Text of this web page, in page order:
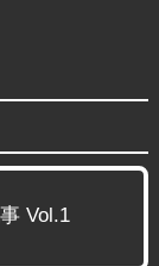
Vol.1